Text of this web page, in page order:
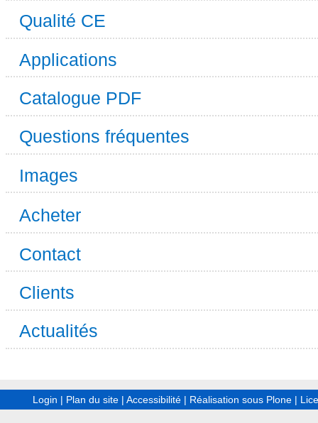
Qualité CE
Applications
Catalogue PDF
Questions fréquentes
Images
Acheter
Contact
Clients
Actualités
Login | Plan du site| Accessibilité| Réalisation sous Plone|